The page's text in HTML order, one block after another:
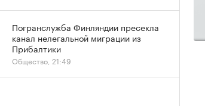
Погранслужба Финляндии пресекла
канал нелегальной миграции из
Прибалтики
Общество, 21:49